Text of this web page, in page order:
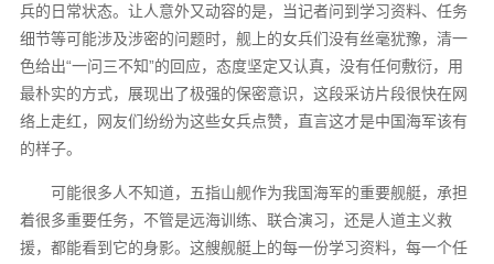
兵的日常状态。让人意外又动容的是，当记者问到学习资料、任务
细节等可能涉及涉密的问题时，舰上的女兵们没有丝毫犹豫，清一
色给出“一问三不知”的回应，态度坚定又认真，没有任何敷衍，用
最朴实的方式，展现出了极强的保密意识，这段采访片段很快在网
络上走红，网友们纷纷为这些女兵点赞，直言这才是中国海军该有
的样子。
可能很多人不知道，五指山舰作为我国海军的重要舰艇，承担
着很多重要任务，不管是远海训练、联合演习，还是人道主义救
援，都能看到它的身影。这艘舰艇上的每一份学习资料，每一个任